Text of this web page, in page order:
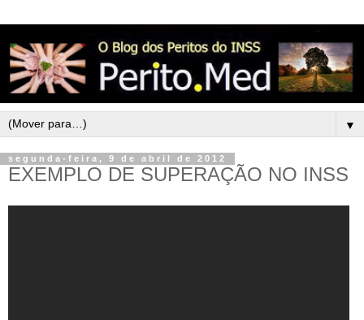
▼
segunda-feira, 9 de abril de 2012
EXEMPLO DE SUPERAÇÃO NO INSS